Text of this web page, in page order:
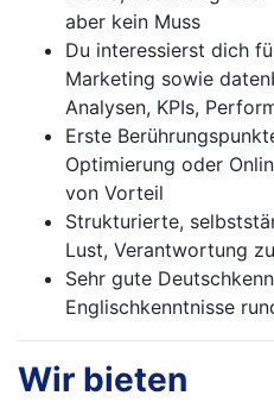
aber kein Muss
Du interessierst dich
Marketing sowie
Analysen, KPIs,
Erste
Optimierung oder
von Vorteil
Strukturierte,
Lust, Verantwortung
Sehr gute
Englischkenntnisse
Wir bieten